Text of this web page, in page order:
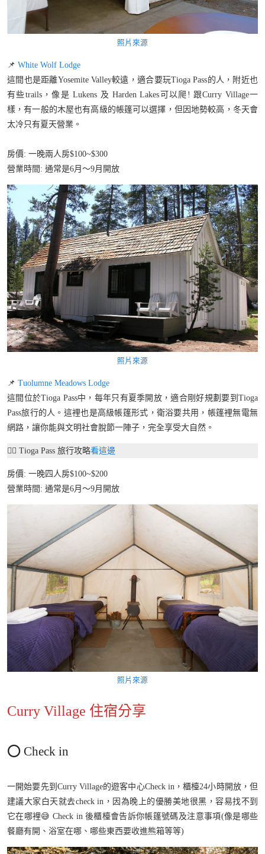
照片來源
📌 White Wolf Lodge
這間也是距離Yosemite Valley較遠，適合要玩Tioga Pass的人，附近也
有些trails，像是 Lukens 及 Harden Lakes可以爬! 跟Curry Village一
樣，有一般的木屋也有高級的帳篷可以選擇，但因地勢較高，冬天會
太冷只有夏天營業。
房價: 一晚兩人房$100~$300
營業時間: 通常是6月～9月開放
照片來源
📌 Tuolumne Meadows Lodge
這間位於Tioga Pass中，每年只有夏季開放，適合剛好規劃要到Tioga
Pass旅行的人。這裡也是高級帳篷形式，衛浴要共用，帳篷裡無電無
網路，讓你能與文明社會脫節一陣子，完全享受大自然。
👉🏼 Tioga Pass 旅行攻略看這邊
房價: 一晚四人房$100~$200
營業時間: 通常是6月～9月開放
照片來源
Curry Village 住宿分享
⭕️ Check in
一開始要先到Curry Village的遊客中心Check in，櫃檯24小時開放，但
建議大家白天就去check in，因為晚上的優勝美地很黑，容易找不到
它在哪裡😅 Check in 後櫃檯會告訴你帳篷號碼及注意事項(像是哪些
餐廳有開、浴室在哪、哪些東西要收進熊箱等等)